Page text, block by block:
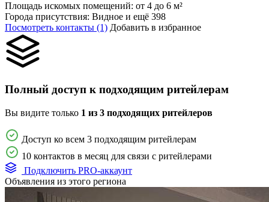
Площадь искомых помещений: от 4 до 6 м²
Города присутствия: Видное и ещё 398
Посмотреть контакты (1) Добавить в избранное
Полный доступ к подходящим ритейлерам
Вы видите только 1 из 3 подходящих ритейлеров
Доступ ко всем 3 подходящим ритейлерам
10 контактов в месяц для связи с ритейлерами
Подключить PRO-аккаунт
Объявления из этого региона